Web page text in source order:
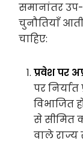
समानांतर उप-
चुनौतियाँ
चाहिए:
प्रवेश पर
पर
विभाजित
से सीमित
वाले